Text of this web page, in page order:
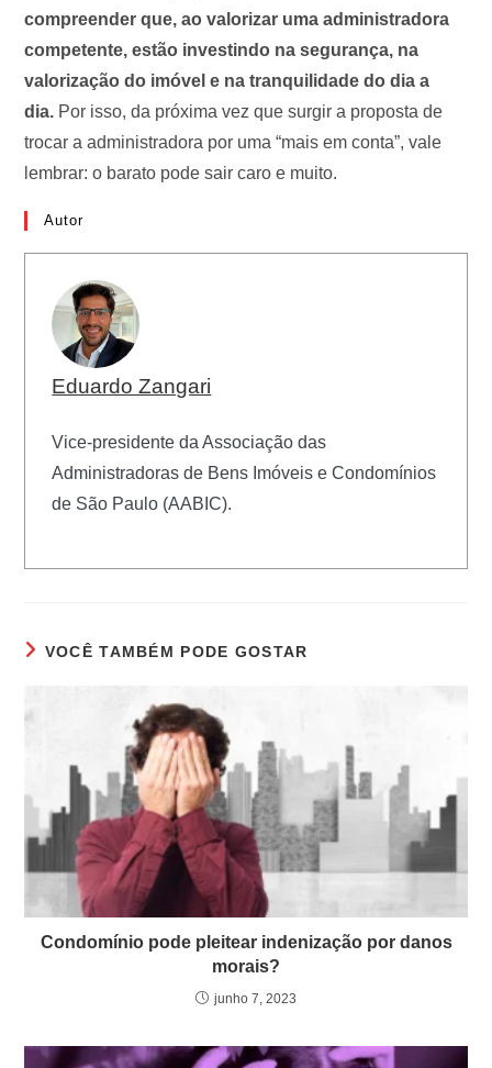
compreender que, ao valorizar uma administradora
competente, estão investindo na segurança, na
valorização do imóvel e na tranquilidade do dia a
dia. Por isso, da próxima vez que surgir a proposta de
trocar a administradora por uma “mais em conta”, vale
lembrar: o barato pode sair caro e muito.
Autor
Eduardo Zangari
Vice-presidente da Associação das
Administradoras de Bens Imóveis e Condomínios
de São Paulo (AABIC).
VOCÊ TAMBÉM PODE GOSTAR
Condomínio pode pleitear indenização por danos
morais?
junho 7, 2023